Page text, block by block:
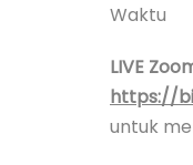
Waktu :
LIVE
https://
untuk